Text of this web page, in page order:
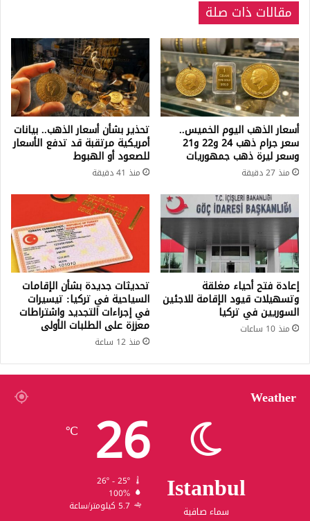
مقالات ذات صلة
أسعار الذهب اليوم الخميس..
سعر جرام ذهب 24 و22 و21
وسعر ليرة ذهب جمهوريات
منذ 27 دقيقة
تحذير بشأن أسعار الذهب.. بيانات
أمريكية مرتقبة قد تدفع الأسعار
للصعود أو الهبوط
منذ 41 دقيقة
إعادة فتح أحياء مغلقة
وتسهيلات قيود الإقامة للاجئين
السوريين في تركيا
منذ 10 ساعات
تحديثات جديدة بشأن الإقامات
السياحية في تركيا: تيسيرات
في إجراءات التجديد واشتراطات
معززة على الطلبات الأولى
منذ 12 ساعة
Weather
Istanbul
سماء صافية
26
℃
26º - 25º
100%
5.7 كيلومتر/ساعة